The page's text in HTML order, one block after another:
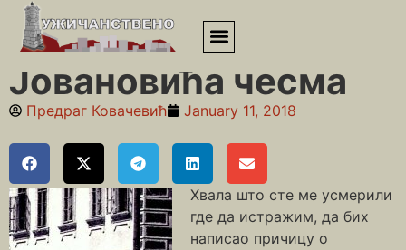
Почетна»Балкански ратови и Први светски рат
чесма
Јовановића чесма
Предраг Ковачевић January 11, 2018
Хвала што сте ме усмерили
где да истражим, да бих
написао причицу о